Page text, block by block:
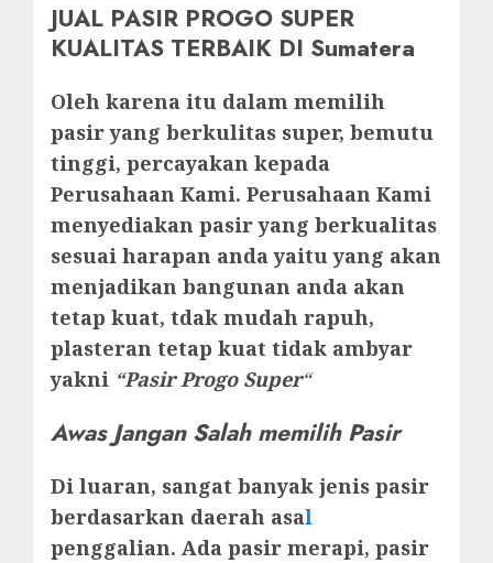
JUAL PASIR PROGO SUPER
KUALITAS TERBAIK DI Sumatera
Oleh karena itu dalam memilih
pasir yang berkulitas super, bemutu
tinggi, percayakan kepada
Perusahaan Kami. Perusahaan Kami
menyediakan pasir yang berkualitas
sesuai harapan anda yaitu yang akan
menjadikan bangunan anda akan
tetap kuat, tdak mudah rapuh,
plasteran tetap kuat tidak ambyar
yakni “Pasir Progo Super“
Awas Jangan Salah memilih Pasir
Di luaran, sangat banyak jenis pasir
berdasarkan daerah asal
penggalian. Ada pasir merapi, pasir